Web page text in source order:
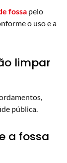
fossa pelo
o uso e a
limpar
pública.
a fossa